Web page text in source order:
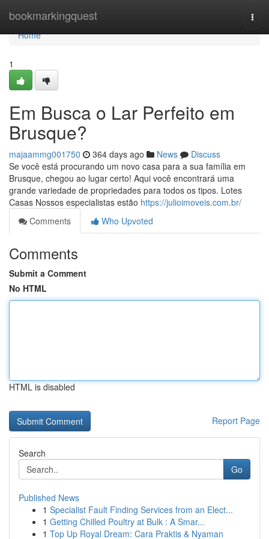
bookmarkingquest
Home
Home
1
Em Busca o Lar Perfeito em
Brusque?
majaammg001750 364 days ago News
Discuss
Se você está procurando um novo casa para a sua família em
Brusque, chegou ao lugar certo! Aqui você encontrará uma
grande variedade de propriedades para todos os tipos. Lotes
Casas Nossos especialistas estão https://julioimoveis.com.br/
Comments
Who Upvoted
Comments
Submit a Comment
No HTML
HTML is disabled
Report Page
Search
Go
Published News
1 Specialist Fault Finding Services from an Elect...
1 Getting Chilled Poultry at Bulk : A Smar...
1 Top Up Royal Dream: Cara Praktis & Nyaman